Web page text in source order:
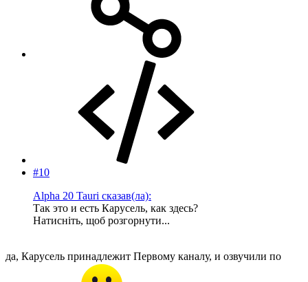
#10
Alpha 20 Tauri сказав(ла):
Так это и есть Карусель, как здесь?
Натисніть, щоб розгорнути...
да, Карусель принадлежит Первому каналу, и озвучили по